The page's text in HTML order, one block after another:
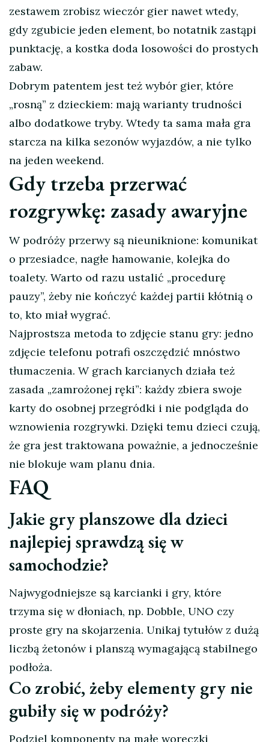
zestawem zrobisz wieczór gier nawet wtedy,
gdy zgubicie jeden element, bo notatnik zastąpi
punktację, a kostka doda losowości do prostych
zabaw.
Dobrym patentem jest też wybór gier, które
„rosną” z dzieckiem: mają warianty trudności
albo dodatkowe tryby. Wtedy ta sama mała gra
starcza na kilka sezonów wyjazdów, a nie tylko
na jeden weekend.
Gdy trzeba przerwać
rozgrywkę: zasady awaryjne
W podróży przerwy są nieuniknione: komunikat
o przesiadce, nagłe hamowanie, kolejka do
toalety. Warto od razu ustalić „procedurę
pauzy”, żeby nie kończyć każdej partii kłótnią o
to, kto miał wygrać.
Najprostsza metoda to zdjęcie stanu gry: jedno
zdjęcie telefonu potrafi oszczędzić mnóstwo
tłumaczenia. W grach karcianych działa też
zasada „zamrożonej ręki”: każdy zbiera swoje
karty do osobnej przegródki i nie podgląda do
wznowienia rozgrywki. Dzięki temu dzieci czują,
że gra jest traktowana poważnie, a jednocześnie
nie blokuje wam planu dnia.
FAQ
Jakie gry planszowe dla dzieci
najlepiej sprawdzą się w
samochodzie?
Najwygodniejsze są karcianki i gry, które
trzyma się w dłoniach, np. Dobble, UNO czy
proste gry na skojarzenia. Unikaj tytułów z dużą
liczbą żetonów i planszą wymagającą stabilnego
podłoża.
Co zrobić, żeby elementy gry nie
gubiły się w podróży?
Podziel komponenty na małe woreczki